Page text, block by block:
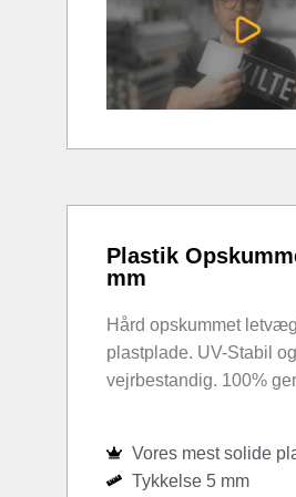
Plastik
mm
Hård opskummet
plastplade. UV-Stabil og
vejrbestandig. 100%
Vores mest solide
Tykkelse 5 mm